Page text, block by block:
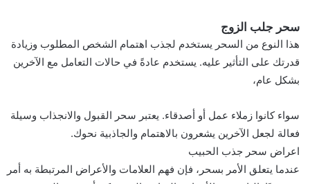
سحر جلب الزوج
هذا النوع من السحر يستخدم لجذب اهتمام الشخص المطلوب وزيادة
قدرتك على التأثير عليه. يستخدم عادةً في حالات التعامل مع الآخرين
بشكل عام،
سواء كانوا زملاء عمل أو أصدقاء. يعتبر سحر القبول والانجذاب وسيلة
فعالة لجعل الآخرين يشعرون بالاهتمام والجاذبية نحوك.
اعراض سحر جذب الحبيب
عندما يتعلق الأمر بسحر، فإن فهم العلامات والأعراض المرتبطة به أمر